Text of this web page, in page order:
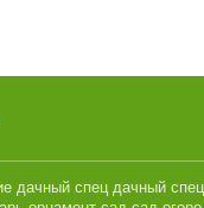
дачный спец дачный